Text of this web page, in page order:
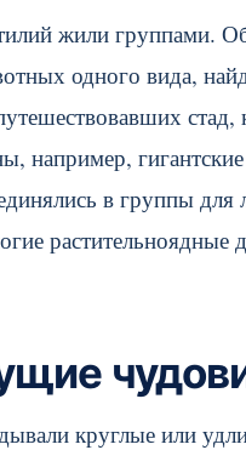
жили группами.
одного вида,
например,
в группы
растительноядные
круглые или